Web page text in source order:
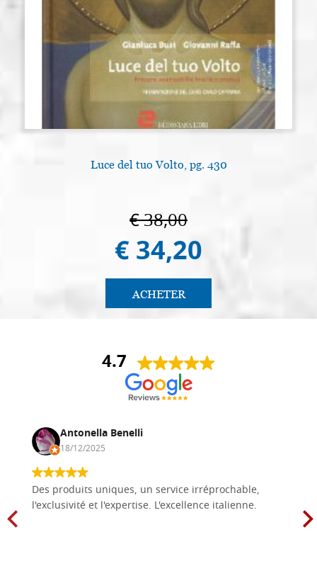
Luce del tuo Volto, pg. 430
€ 38,00
€ 34,20
ACHETER
4.7
Antonella Benelli
18/12/2025
Des produits uniques, un service irréprochable,
l'exclusivité et l'expertise. L'excellence italienne.